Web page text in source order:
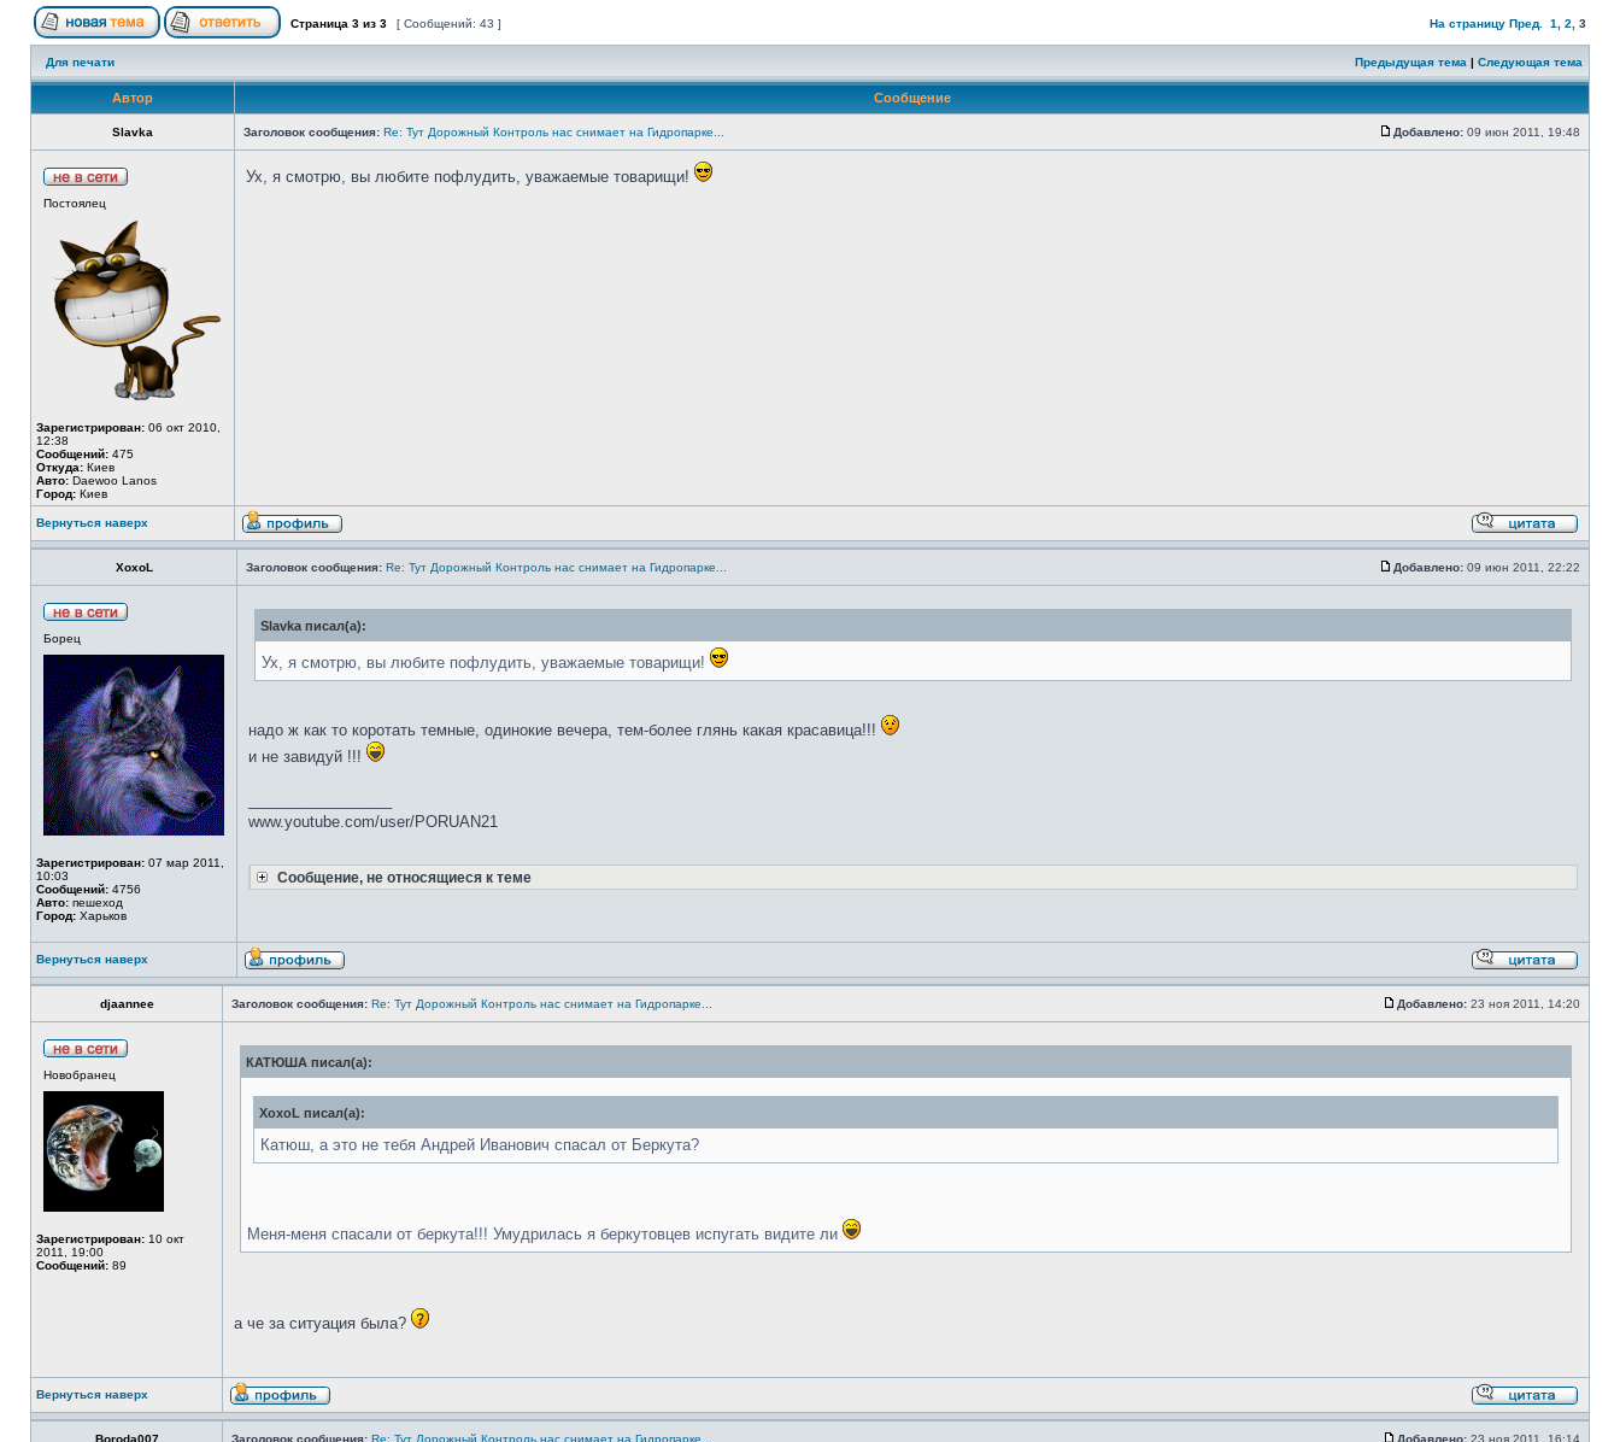
Страница 3 из 3 [ Сообщений: 43 ] На страницу Пред. 1 2 3
Для печати Предыдущая тема | Следующая тема
Автор Сообщение
Slavka Заголовок сообщения: Re: Тут Дорожный Контроль нас снимает на Гидропарке... Добавлено: 09 июн 2011, 19:48
Постоялец
Зарегистрирован: 06 окт 2010,
12:38
Сообщений: 475
Откуда: Киев
Авто: Daewoo Lanos
Город: Киев
Ух, я смотрю, вы любите пофлудить, уважаемые товарищи!
Вернуться наверх
XoxoL Заголовок сообщения: Re: Тут Дорожный Контроль нас снимает на Гидропарке... Добавлено: 09 июн 2011, 22:22
Борец
Зарегистрирован: 07 мар 2011,
10:03
Сообщений: 4756
Авто: пешеход
Город: Харьков
Slavka писал(а):
Ух, я смотрю, вы любите пофлудить, уважаемые товарищи!
надо ж как то коротать темные, одинокие вечера, тем-более глянь какая красавица!!!
и не завидуй !!!
www.youtube.com/user/PORUAN21
Сообщение, не относящиеся к теме
Вернуться наверх
djaannee Заголовок сообщения: Re: Тут Дорожный Контроль нас снимает на Гидропарке... Добавлено: 23 ноя 2011, 14:20
Новобранец
Зарегистрирован: 10 окт
2011, 19:00
Сообщений: 89
КАТЮША писал(а):
XoxoL писал(а):
Катюш, а это не тебя Андрей Иванович спасал от Беркута?
Меня-меня спасали от беркута!!! Умудрилась я беркутовцев испугать видите ли
а че за ситуация была?
Вернуться наверх
Boroda007 Заголовок сообщения: Re: Тут Дорожный Контроль нас снимает на Гидропарке... Добавлено: 23 ноя 2011, 16:14